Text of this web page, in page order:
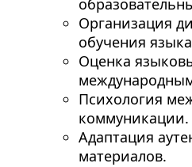
Организация
обучения
Оценка
Психология
коммуникации.
Адаптация
материалов.